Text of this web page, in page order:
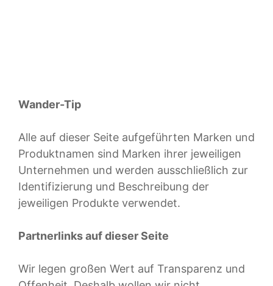
Wander-Tip
Alle auf dieser Seite aufgeführten Marken und
Produktnamen sind Marken ihrer jeweiligen
Unternehmen und werden ausschließlich zur
Identifizierung und Beschreibung der
jeweiligen Produkte verwendet.
Partnerlinks auf dieser Seite
Wir legen großen Wert auf Transparenz und